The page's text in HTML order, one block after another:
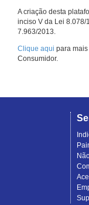
A criação desta
inciso V da Lei 8.078/
7.963/2013.
Clique aqui para
Consumidor.